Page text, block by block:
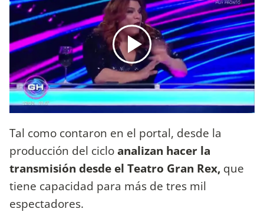
Tal como contaron en el portal, desde la
producción del cicloanalizan hacer la
transmisión desde el Teatro Gran Rex, que
tiene capacidad para más de tres mil
espectadores.